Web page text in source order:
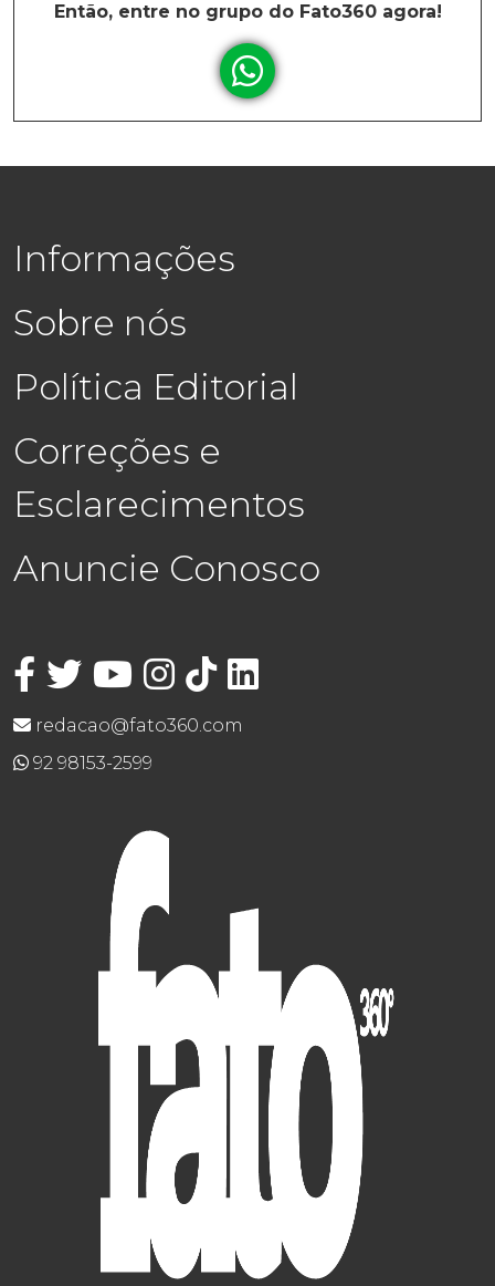
Então, entre no grupo do Fato360 agora!
Informações
Sobre nós
Política Editorial
Correções e
Esclarecimentos
Anuncie Conosco
redacao@fato360.com
92 98153-2599